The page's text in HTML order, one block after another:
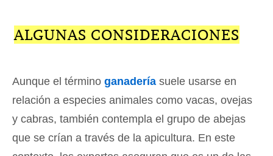
ALGUNAS CONSIDERACIONES
Aunque el término ganadería suele usarse en
relación a especies animales como vacas, ovejas
y cabras, también contempla el grupo de abejas
que se crían a través de la apicultura. En este